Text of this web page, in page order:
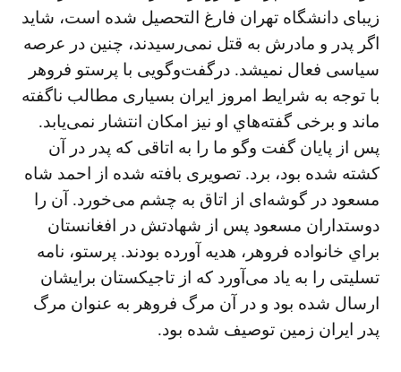
زيبای دانشگاه تهران فارغ التحصيل شده است، شايد
اگر پدر و مادرش به قتل نمی‌رسيدند، چنين در عرصه
سياسی فعال نميشد. درگفت‌وگويی با پرستو فروهر
با توجه به شرايط امروز ايران بسياری مطالب ناگفته
ماند و برخی گفته‌هاي او نيز امكان انتشار نمی‌يابد.
پس از پايان گفت وگو ما را به اتاقی كه پدر در آن
كشته شده بود، برد. تصويری بافته شده از احمد شاه
مسعود در گوشه‌ای از اتاق به چشم می‌خورد. آن را
دوستداران مسعود پس از شهادتش در افغانستان
براي خانواده فروهر، هديه آورده بودند. پرستو، نامه
تسليتی را به ياد می‌آورد كه از تاجيكستان برايشان
ارسال شده بود و در آن مرگ فروهر به عنوان مرگ
پدر ايران زمين توصيف شده بود.